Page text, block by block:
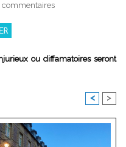
commentaires
ou diffamatoires seront
< >